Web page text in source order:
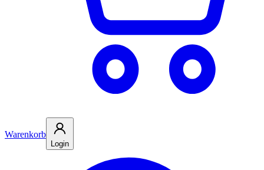
Warenkorb
Login